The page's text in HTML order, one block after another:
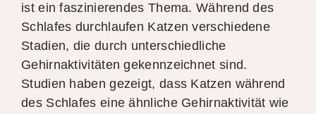
ist ein faszinierendes Thema. Während des
Schlafes durchlaufen Katzen verschiedene
Stadien, die durch unterschiedliche
Gehirnaktivitäten gekennzeichnet sind.
Studien haben gezeigt, dass Katzen während
des Schlafes eine ähnliche Gehirnaktivität wie